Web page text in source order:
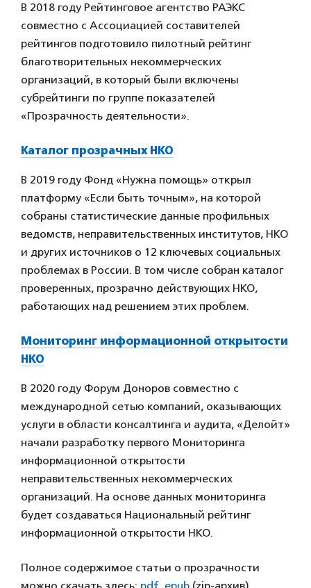
В 2018 году Рейтинговое агентство РАЭКС
совместно с Ассоциацией составителей
рейтингов подготовило пилотный рейтинг
благотворительных некоммерческих
организаций, в который были включены
субрейтинги по группе показателей
«Прозрачность деятельности».
Каталог прозрачных НКО
В 2019 году Фонд «Нужна помощь» открыл
платформу «Если быть точным», на которой
собраны статистические данные профильных
ведомств, неправительственных институтов, НКО
и других источников о 12 ключевых социальных
проблемах в России. В том числе собран каталог
проверенных, прозрачно действующих НКО,
работающих над решением этих проблем.
Мониторинг информационной открытости
НКО
В 2020 году Форум Доноров совместно с
международной сетью компаний, оказывающих
услуги в области консалтинга и аудита, «Делойт»
начали разработку первого Мониторинга
информационной открытости
неправительственных некоммерческих
организаций. На основе данных мониторинга
будет создаваться Национальный рейтинг
информационной открытости НКО.
Полное содержимое статьи о прозрачности